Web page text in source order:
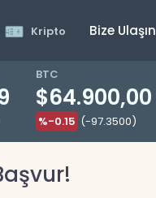
Kripto Bize Ulaşın
BTC
$64.900,00
%-0.15 (-97.3500)